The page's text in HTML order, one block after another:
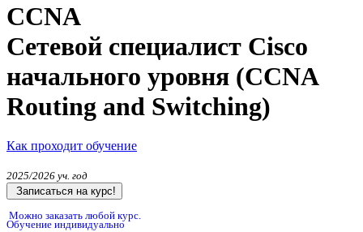
CCNA
Cетевой специалист Cisco
начального уровня (CCNA
Routing and Switching)
Как проходит обучение
2025/2026 уч. год
Записаться на курс!
Можно заказать любой курс.
Обучение индивидуально